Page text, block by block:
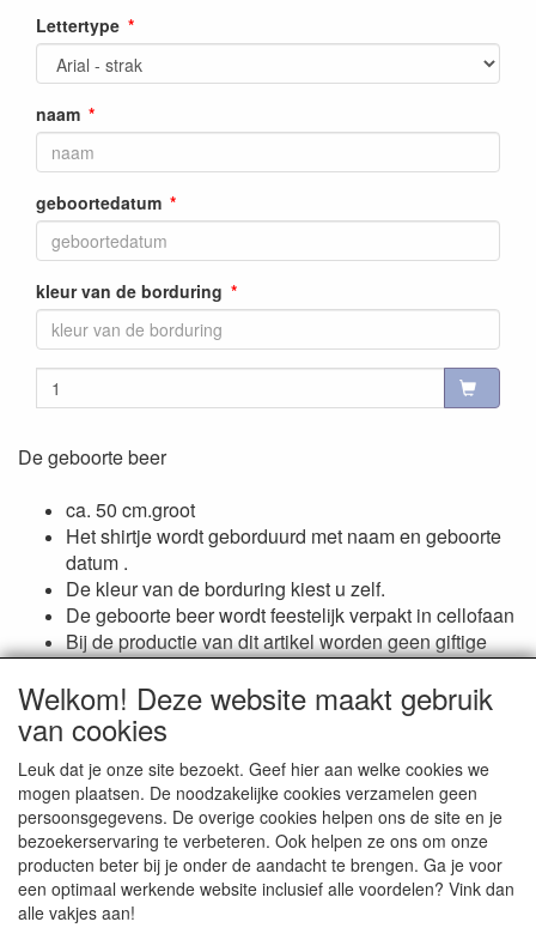
Lettertype
naam
geboortedatum
kleur van de borduring
De geboorte beer
ca. 50 cm.groot
Het shirtje wordt geborduurd met naam en geboorte
datum .
De kleur van de borduring kiest u zelf.
De geboorte beer wordt feestelijk verpakt in cellofaan
Bij de productie van dit artikel worden geen giftige
stoffen gebruikt
Reviews
Er zijn geen reviews beschikbaar in de huidige taal
Schrijf een review
Welkom! Deze website maakt gebruik
van cookies
Leuk dat je onze site bezoekt. Geef hier aan welke cookies we
mogen plaatsen. De noodzakelijke cookies verzamelen geen
persoonsgegevens. De overige cookies helpen ons de site en je
bezoekerservaring te verbeteren. Ook helpen ze ons om onze
producten beter bij je onder de aandacht te brengen. Ga je voor
een optimaal werkende website inclusief alle voordelen? Vink dan
alle vakjes aan!